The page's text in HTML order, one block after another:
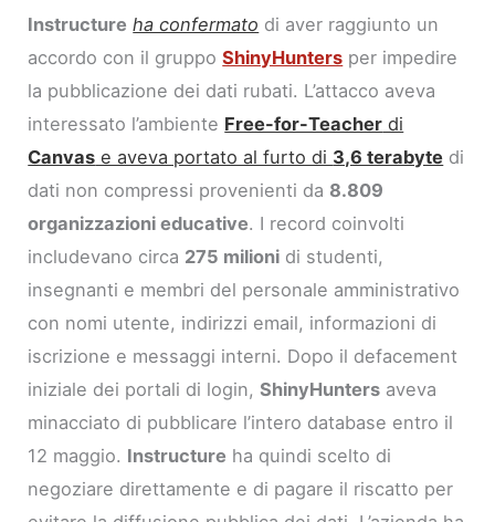
Instructure ha confermato di aver raggiunto un
accordo con il gruppoShinyHunters per impedire
la pubblicazione dei dati rubati. L’attacco aveva
interessato l’ambiente Free-for-Teacher di
Canvas e aveva portato al furto di 3,6 terabyte di
dati non compressi provenienti da 8.809
organizzazioni educative. I record coinvolti
includevano circa 275 milioni di studenti,
insegnanti e membri del personale amministrativo
con nomi utente, indirizzi email, informazioni di
iscrizione e messaggi interni. Dopo il defacement
iniziale dei portali di login,ShinyHunters aveva
minacciato di pubblicare l’intero database entro il
12 maggio. Instructure ha quindi scelto di
negoziare direttamente e di pagare il riscatto per